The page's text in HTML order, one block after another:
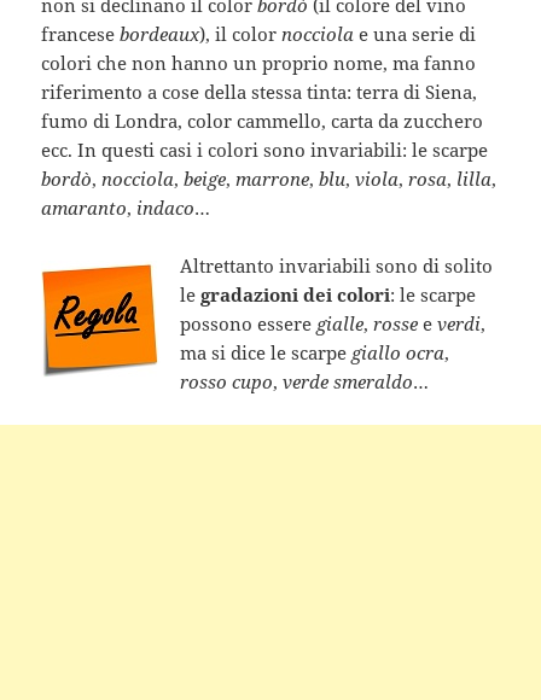
non si declinano il colorbordò (il colore del vino
francesebordeaux), il colornocciola e una serie di
colori che non hanno un proprio nome, ma fanno
riferimento a cose della stessa tinta: terra di Siena,
fumo di Londra, color cammello, carta da zucchero
ecc. In questi casi i colori sono invariabili: le scarpe
bordò,nocciola,beige,marrone,blu,viola,rosa, lilla,
amaranto, indaco…
Altrettanto invariabili sono di solito
legradazioni dei colori: le scarpe
possono essere gialle,rosse everdi,
ma si dice le scarpe giallo ocra,
rosso cupo,verde smeraldo…